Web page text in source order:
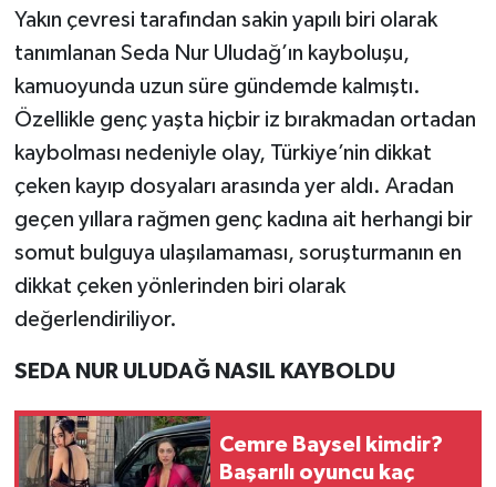
Yakın çevresi tarafından sakin yapılı biri olarak
tanımlanan Seda Nur Uludağ’ın kayboluşu,
kamuoyunda uzun süre gündemde kalmıştı.
Özellikle genç yaşta hiçbir iz bırakmadan ortadan
kaybolması nedeniyle olay, Türkiye’nin dikkat
çeken kayıp dosyaları arasında yer aldı. Aradan
geçen yıllara rağmen genç kadına ait herhangi bir
somut bulguya ulaşılamaması, soruşturmanın en
dikkat çeken yönlerinden biri olarak
değerlendiriliyor.
SEDA NUR ULUDAĞ NASIL KAYBOLDU
Cemre Baysel kimdir?
Başarılı oyuncu kaç